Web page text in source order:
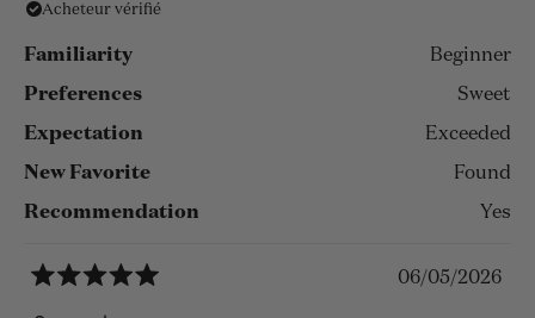
Acheteur vérifié
Familiarity Beginner
Preferences Sweet
Expectation Exceeded
New Favorite Found
Recommendation Yes
06/05/2026